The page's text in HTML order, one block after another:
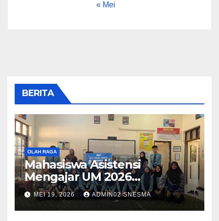
« Mei
BERITA
OLAH RAGA
Mahasiswa Asistensi
Mengajar UM 2026
Menggelar Workshop
Bersama Kru Majalah SMP
Negeri 1 Magetan
MEI 19, 2026 ADMIN02 SNESMA